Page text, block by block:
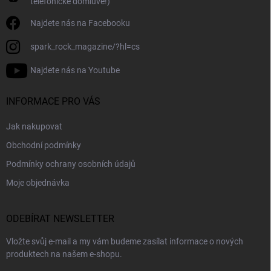
Najdete nás na Facebooku
spark_rock_magazine/?hl=cs
Najdete nás na Youtube
INFORMACE PRO VÁS
Jak nakupovat
Obchodní podmínky
Podmínky ochrany osobních údajů
Moje objednávka
ODEBÍRAT NEWSLETTER
Vložte svůj e-mail a my vám budeme zasílat informace o nových
produktech na našem e-shopu.